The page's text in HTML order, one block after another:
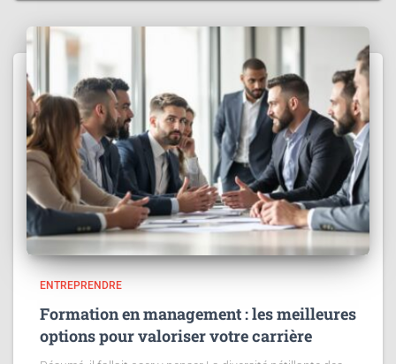
ENTREPRENDRE
Formation en management : les meilleures
options pour valoriser votre carrière